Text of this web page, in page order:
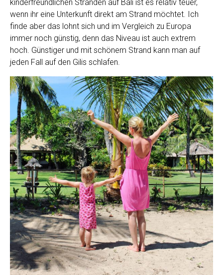
kinderfreundlichen Stränden auf Bali ist es relativ teuer,
wenn ihr eine Unterkunft direkt am Strand möchtet. Ich
finde aber das lohnt sich und im Vergleich zu Europa
immer noch günstig, denn das Niveau ist auch extrem
hoch. Günstiger und mit schönem Strand kann man auf
jeden Fall auf den Gilis schlafen.